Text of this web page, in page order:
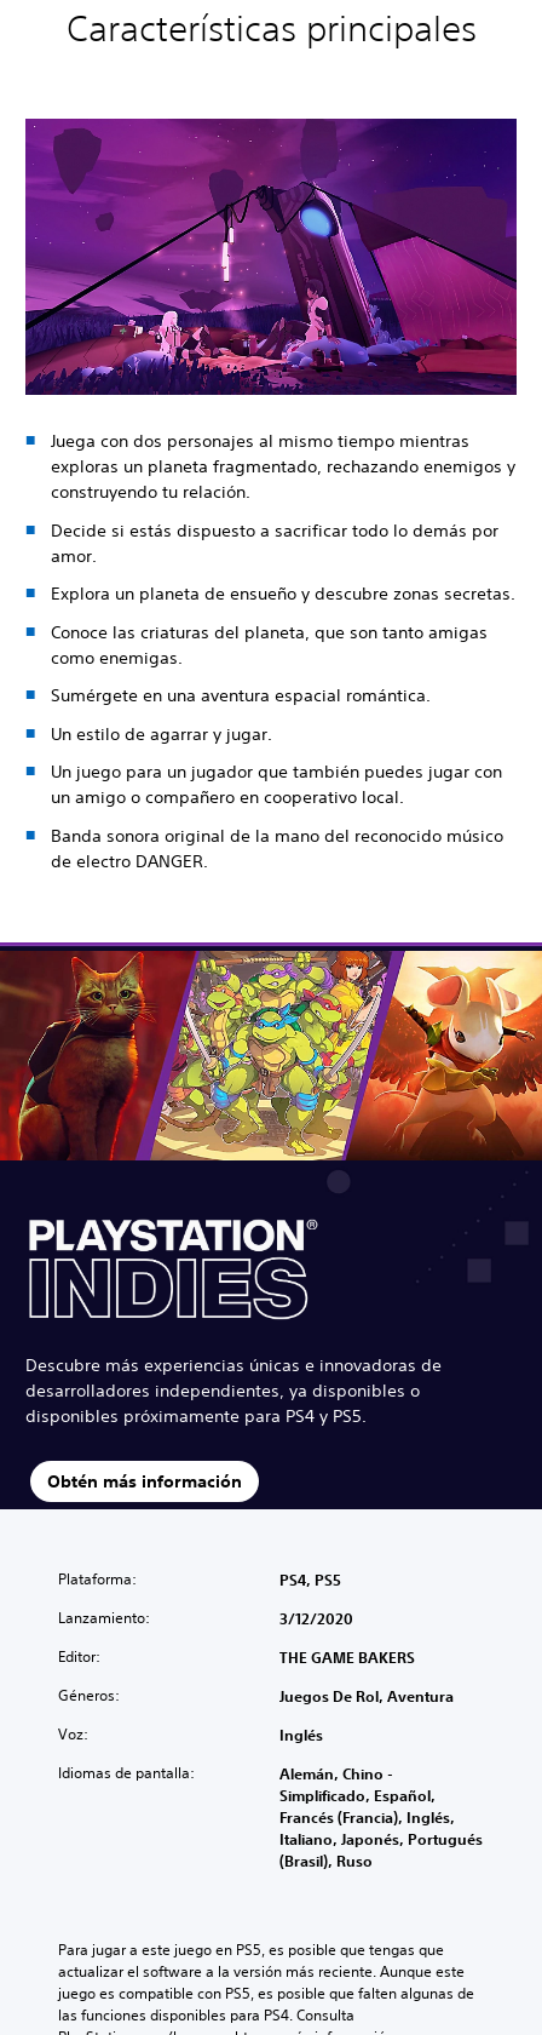
Características principales
Juega con dos personajes al mismo tiempo mientras
exploras un planeta fragmentado, rechazando enemigos y
construyendo tu relación.
Decide si estás dispuesto a sacrificar todo lo demás por
amor.
Explora un planeta de ensueño y descubre zonas secretas.
Conoce las criaturas del planeta, que son tanto amigas
como enemigas.
Sumérgete en una aventura espacial romántica.
Un estilo de agarrar y jugar.
Un juego para un jugador que también puedes jugar con
un amigo o compañero en cooperativo local.
Banda sonora original de la mano del reconocido músico
de electro DANGER.
Descubre más experiencias únicas e innovadoras de
desarrolladores independientes, ya disponibles o
disponibles próximamente para PS4 y PS5.
Obtén más información
Plataforma: PS4, PS5
Lanzamiento: 3/12/2020
Editor: THE GAME BAKERS
Géneros: Juegos De Rol, Aventura
Voz: Inglés
Idiomas de pantalla:
Alemán, Chino -
Simplificado, Español,
Francés (Francia), Inglés,
Italiano, Japonés, Portugués
(Brasil), Ruso
Para jugar a este juego en PS5, es posible que tengas que
actualizar el software a la versión más reciente. Aunque este
juego es compatible con PS5, es posible que falten algunas de
las funciones disponibles para PS4. Consulta